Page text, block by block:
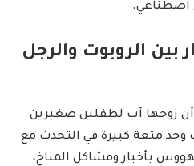
اصطناعي.
بين الروبوت والرجل
أن زوجها أب لطفلين صغيرين
وجد متعة كبيرة في التحدث مع
بأخبار ومشاكل المناخ،